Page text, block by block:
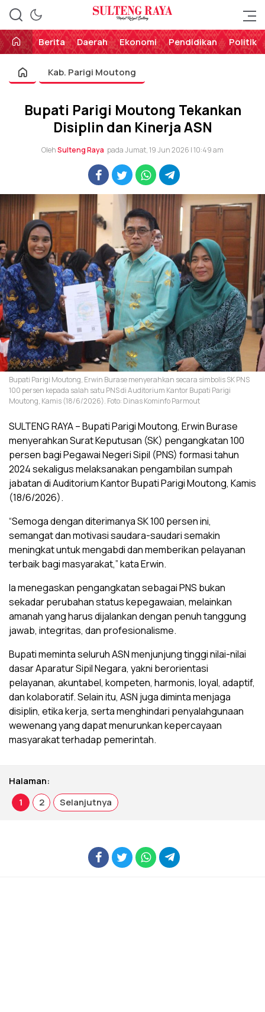
Sulteng Raya
Perekat Rakyat Sulteng
Berita
Daerah Ekonomi Pendidikan Politik
Kab. Parigi Moutong
Bupati Parigi Moutong Tekankan
Disiplin dan Kinerja ASN
OlehSulteng Raya pada Jumat, 19 Jun 2026 | 10:49 am
Bupati Parigi Moutong, Erwin Burase menyerahkan secara simbolis SK PNS
100 persen kepada salah satu PNS di Auditorium Kantor Bupati Parigi
Moutong, Kamis (18/6/2026). Foto: Dinas Kominfo Parmout
SULTENG RAYA – Bupati Parigi Moutong, Erwin Burase
menyerahkan Surat Keputusan (SK) pengangkatan 100
persen bagi Pegawai Negeri Sipil (PNS) formasi tahun
2024 sekaligus melaksanakan pengambilan sumpah
jabatan di Auditorium Kantor Bupati Parigi Moutong, Kamis
(18/6/2026).
“Semoga dengan diterimanya SK 100 persen ini,
semangat dan motivasi saudara-saudari semakin
meningkat untuk mengabdi dan memberikan pelayanan
terbaik bagi masyarakat,” kata Erwin.
Ia menegaskan pengangkatan sebagai PNS bukan
sekadar perubahan status kepegawaian, melainkan
amanah yang harus dijalankan dengan penuh tanggung
jawab, integritas, dan profesionalisme.
Bupati meminta seluruh ASN menjunjung tinggi nilai-nilai
dasar Aparatur Sipil Negara, yakni berorientasi
pelayanan, akuntabel, kompeten, harmonis, loyal, adaptif,
dan kolaboratif. Selain itu, ASN juga diminta menjaga
disiplin, etika kerja, serta menghindari penyalahgunaan
wewenang yang dapat menurunkan kepercayaan
masyarakat terhadap pemerintah.
Halaman:
1
2 Selanjutnya